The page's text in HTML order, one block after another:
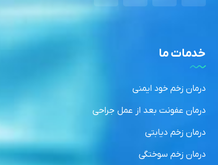
خدمات ما
درمان زخم خود ایمنی
درمان عفونت بعد از عمل جراحی
درمان زخم دیابتی
درمان زخم سوختگی